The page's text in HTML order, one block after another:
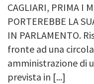
CAGLIARI, PRIMA I
PORTEREBBE LA
IN PARLAMENTO.
fronte ad una
amministrazione di
prevista in [...]